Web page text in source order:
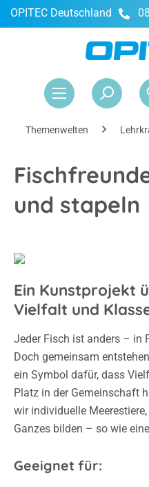
springen
OPITEC Deutschland
Themenwelten
und stapeln
Ein Kunstprojekt
Vielfalt und
Jeder Fisch ist anders – in
Doch gemeinsam
ein Symbol dafür, dass
Platz in der Gemeinschaft
wir individuelle
Ganzes bilden – so wie
Geeignet für: